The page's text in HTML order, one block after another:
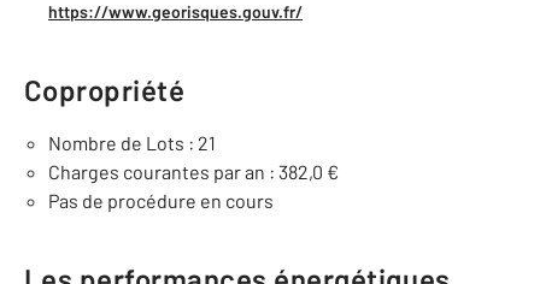
https://www.georisques.gouv.fr/
Copropriété
Nombre de Lots : 21
Charges courantes par an : 382,0 €
Pas de procédure en cours